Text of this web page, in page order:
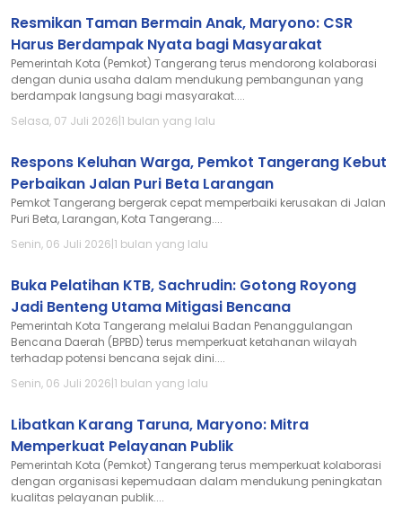
Resmikan Taman Bermain Anak, Maryono: CSR
Harus Berdampak Nyata bagi Masyarakat
Pemerintah Kota (Pemkot) Tangerang terus mendorong kolaborasi
dengan dunia usaha dalam mendukung pembangunan yang
berdampak langsung bagi masyarakat....
Selasa, 07 Juli 2026|1 bulan yang lalu
Respons Keluhan Warga, Pemkot Tangerang Kebut
Perbaikan Jalan Puri Beta Larangan
Pemkot Tangerang bergerak cepat memperbaiki kerusakan di Jalan
Puri Beta, Larangan, Kota Tangerang....
Senin, 06 Juli 2026|1 bulan yang lalu
Buka Pelatihan KTB, Sachrudin: Gotong Royong
Jadi Benteng Utama Mitigasi Bencana
Pemerintah Kota Tangerang melalui Badan Penanggulangan
Bencana Daerah (BPBD) terus memperkuat ketahanan wilayah
terhadap potensi bencana sejak dini....
Senin, 06 Juli 2026|1 bulan yang lalu
Libatkan Karang Taruna, Maryono: Mitra
Memperkuat Pelayanan Publik
Pemerintah Kota (Pemkot) Tangerang terus memperkuat kolaborasi
dengan organisasi kepemudaan dalam mendukung peningkatan
kualitas pelayanan publik....